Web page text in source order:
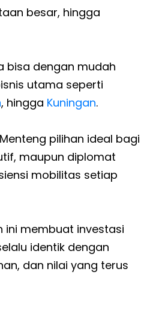
besar, hingga
bisa dengan mudah
utama seperti
, hingga Kuningan.
pilihan ideal bagi
maupun diplomat
mobilitas setiap
ini membuat investasi
identik dengan
dan nilai yang terus